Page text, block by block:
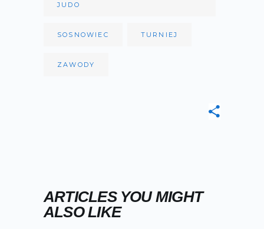
JUDO
SOSNOWIEC TURNIEJ
ZAWODY
ARTICLES YOU MIGHT
ALSO LIKE